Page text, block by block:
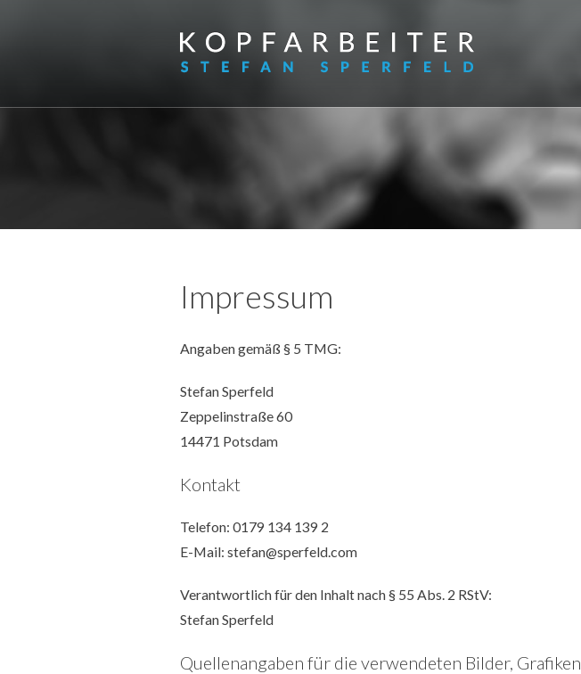
Impressum
Angaben gemäß § 5 TMG:
Stefan Sperfeld
Zeppelinstraße 60
14471 Potsdam
Kontakt
Telefon: 0179 134 139 2
E-Mail: stefan@sperfeld.com
Verantwortlich für den Inhalt nach § 55 Abs. 2 RStV:
Stefan Sperfeld
Quellenangaben für die verwendeten Bilder, Grafiken